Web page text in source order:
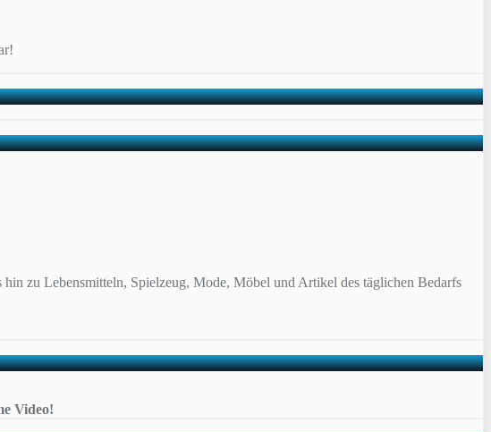
hin zu Lebensmitteln, Spielzeug, Mode, Möbel und Artikel des täglichen Bedarfs
Video!